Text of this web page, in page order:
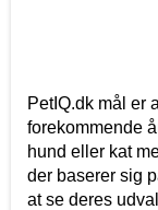
PetIQ.dk mål er
forekommende
hund eller kat
der baserer sig
at se deres